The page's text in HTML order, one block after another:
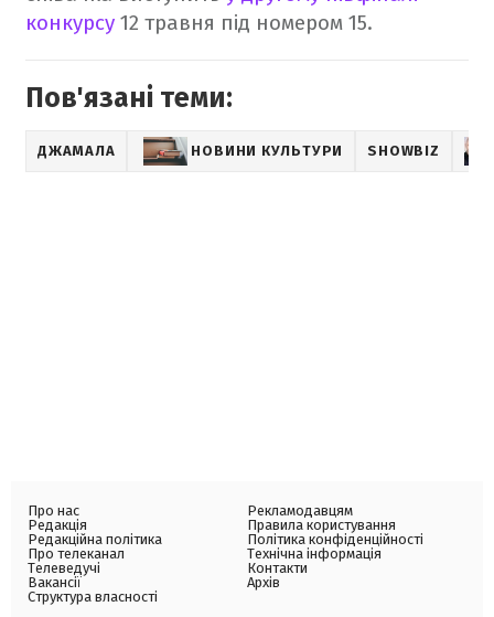
конкурсу 12 травня під номером 15.
Пов'язані теми:
ДЖАМАЛА НОВИНИ КУЛЬТУРИ SHOWBIZ
Про нас
Редакція
Редакційна політика
Про телеканал
Телеведучі
Вакансії
Структура власності
Рекламодавцям
Правила користування
Політика конфіденційності
Технічна інформація
Контакти
Архів